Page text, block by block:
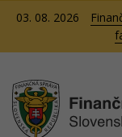
03. 08. 2026